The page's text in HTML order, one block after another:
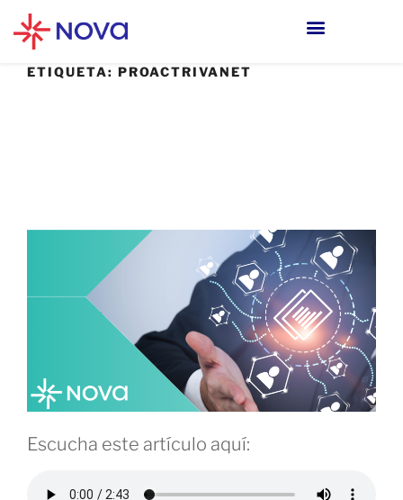
ETIQUETA: PROACTRIVANET
Escucha este artículo aquí: